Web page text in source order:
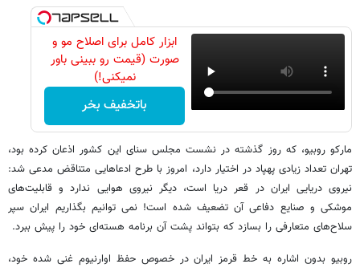
ابزار کامل برای اصلاح مو و
صورت (قیمت رو ببینی باور
نمیکنی!)
باتخفیف بخر
مارکو روبیو، که روز گذشته در نشست مجلس سنای این کشور اذعان کرده بود،
تهران تعداد زیادی پهپاد در اختیار دارد، امروز با طرح ادعاهایی متناقض مدعی شد:
نیروی دریایی ایران در قعر دریا است، دیگر نیروی هوایی ندارد و قابلیت‌های
موشکی و صنایع دفاعی آن تضعیف شده است! نمی توانیم بگذاریم ایران سپر
سلاح‌های متعارفی را بسازد که بتواند پشت آن برنامه هسته‌ای خود را پیش ببرد.
روبیو بدون اشاره به خط قرمز ایران در خصوص حفظ اوارنیوم غنی شده خود،